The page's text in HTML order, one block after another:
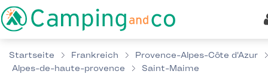
Startseite Frankreich
Provence-Alpes-Côte d'Azur
Alpes-de-haute-provence
Saint-Maime